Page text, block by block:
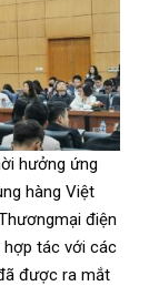
hưởng ứng
hàng Việt
điện
hợp tác với các
được ra mắt